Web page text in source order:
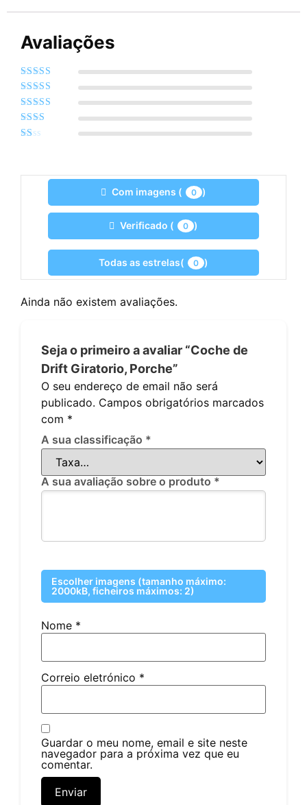
Avaliações
Avaliação
Avaliação
Avaliação
Avaliação
5
Com imagens ( 0 )
Verificado ( 0 )
Todas as estrelas( 0 )
Ainda não existem avaliações.
Seja o primeiro a avaliar “Coche de
Drift Giratorio, Porche”
O seu endereço de email não será
publicado. Campos obrigatórios marcados
com *
A sua classificação *
A sua avaliação sobre o produto *
Escolher imagens (tamanho máximo:
2000kB, ficheiros máximos: 2)
Nome *
Correio eletrónico *
Guardar o meu nome, email e site neste
navegador para a próxima vez que eu
comentar.